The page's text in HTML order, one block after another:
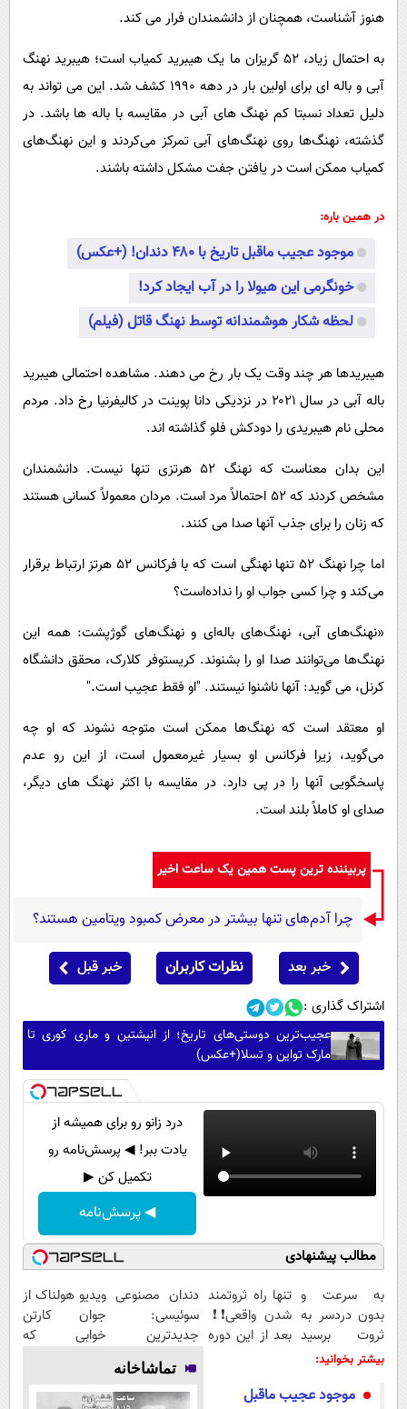
هنوز آشناست، همچنان از دانشمندان فرار می کند.
به احتمال زیاد، ۵۲ گریزان ما یک هیبرید کمیاب است؛ هیبرید نهنگ
آبی و باله ای برای اولین بار در دهه ۱۹۹۰ کشف شد. این می تواند به
دلیل تعداد نسبتا کم نهنگ های آبی در مقایسه با باله ها باشد. در
گذشته، نهنگ‌ها روی نهنگ‌های آبی تمرکز می‌کردند و این نهنگ‌های
کمیاب ممکن است در یافتن جفت مشکل داشته باشند.
در همین باره:
موجود عجیب ماقبل تاریخ با ۴۸۰ دندان! (+عکس)
خونگرمی این هیولا را در آب ایجاد کرد!
لحظه شکار هوشمندانه توسط نهنگ قاتل (فیلم)
هیبریدها هر چند وقت یک بار رخ می دهند. مشاهده احتمالی هیبرید
باله آبی در سال ۲۰۲۱ در نزدیکی دانا پوینت در کالیفرنیا رخ داد. مردم
محلی نام هیبریدی را دودکش فلو گذاشته اند.
این بدان معناست که نهنگ ۵۲ هرتزی تنها نیست. دانشمندان
مشخص کردند که ۵۲ احتمالاً مرد است. مردان معمولاً کسانی هستند
که زنان را برای جذب آنها صدا می کنند.
اما چرا نهنگ ۵۲ تنها نهنگی است که با فرکانس ۵۲ هرتز ارتباط برقرار
می‌کند و چرا کسی جواب او را نداده‌است؟
«نهنگ‌های آبی، نهنگ‌های باله‌ای و نهنگ‌های گوژپشت: همه این
نهنگ‌ها می‌توانند صدا او را بشنوند. کریستوفر کلارک، محقق دانشگاه
کرنل، می گوید: آنها ناشنوا نیستند. "او فقط عجیب است."
او معتقد است که نهنگ‌ها ممکن است متوجه نشوند که او چه
می‌گوید، زیرا فرکانس او بسیار غیرمعمول است، از این رو عدم
پاسخگویی آنها را در پی دارد. در مقایسه با اکثر نهنگ های دیگر،
صدای او کاملاً بلند است.
پربیننده ترین پست همین یک ساعت اخیر
چرا آدم‌های تنها بیشتر در معرض کمبود ویتامین هستند؟
خبر بعد نظرات کاربران خبر قبل
اشتراک گذاری :
عجیب‌ترین دوستی‌های تاریخ؛ از انیشتین و ماری کوری تا
مارک تواین و تسلا(+عکس)
درد زانو رو برای همیشه از
یادت ببر! ◀ پرسش‌نامه رو
تکمیل کن ▶
◀ پرسش‌نامه
مطالب پیشنهادی
به سرعت و
بدون دردسر به
ثروت برسید
(دوره کاملا
پولسازی)
تنها راه ثروتمند
شدن واقعی❗❗
بعد از این دوره
دندان مصنوعی
سوئیسی:
جدیدترین
فناوری اروپا،
سبک و مقاوم |
پرداخت قسطی
ویدیو هولناک از
جوان کارتن
خوابی که
بیشتر بخوانید:
موجود عجیب ماقبل
تماشاخانه